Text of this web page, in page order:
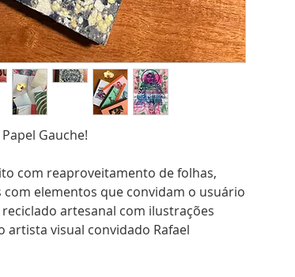
Gauche!
com reaproveitamento de folhas,
elementos que convidam o usuário
artesanal com ilustrações
artista visual convidado Rafael